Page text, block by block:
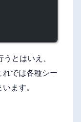
とはいえ、
では各種シー
ます。